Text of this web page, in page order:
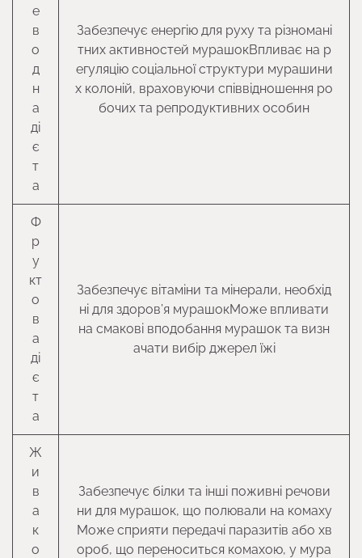
е
в
о
д
н
а
ді
є
т
а
Забезпечує енергію для руху та різномані
тних активностей мурашокВпливає на р
егуляцію соціальної структури мурашини
х колоній, враховуючи співвідношення ро
бочих та репродуктивних особин
Ф
р
у
кт
о
в
а
ді
є
т
а
Забезпечує вітаміни та мінерали, необхід
ні для здоров’я мурашокМоже впливати
на смакові вподобання мурашок та визн
ачати вибір джерел їжі
Ж
и
в
а
к
о
Забезпечує білки та інші поживні речови
ни для мурашок, що полювали на комаху
Може сприяти передачі паразитів або хв
ороб, що переноситься комахою, у мура